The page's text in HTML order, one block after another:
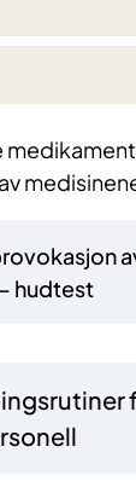
hudtest